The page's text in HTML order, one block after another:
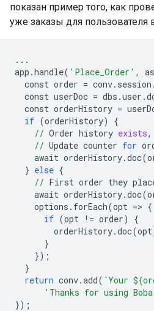
показан пример того, как
уже заказы для пользователя
...
app .handle( 'Place_Order' ,
const order = conv. session .
const userDoc = dbs .user .
const orderHistory =
if (orderHistory)
{
// Order history exists,
// Update counter for
await orderHistory.doc(
} else {
// First order they
await orderHistory.doc(
options . forEach(opt => {
if (opt != order)
{
orderHistory.doc(opt
}
});
}
return conv.add( `Your
'Thanks for using
});